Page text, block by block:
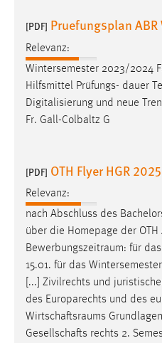
[PDF] Pruefungsplan
Relevanz:
Wintersemester 2023/2024
Hilfsmittel Prüfungs- dauer
Digitalisierung und neue
Fr. Gall-Colbaltz G
[PDF] OTH Flyer HGR
Relevanz:
nach Abschluss des
über die Homepage der
Bewerbungszeitraum: für
15.01. für das
[...] Zivilrechts und
des Europarechts und des
Wirtschaftsraums
Gesellschafts rechts 2.
Name:
MibewSessionID,
chat-frame-style-
Zweck:
Cookie Laufzeit:
MibewSessionID, mibew-
5e9dbeb1811c0446 =
Jahre, MIBEW_UserID = 1
Login
Name:
fe_user, be_user,
Zweck:
Dieser Cookie ist